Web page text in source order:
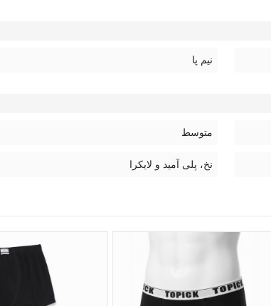
نیم پا
متوسط
نخ، پلی آمید و لایکرا